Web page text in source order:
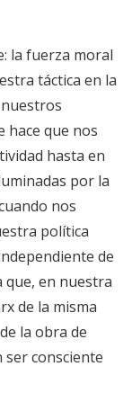
la fuerza moral
táctica en la
hace que nos
hasta en
por la
nos
política
de
que, en nuestra
de la misma
la obra de
ser consciente